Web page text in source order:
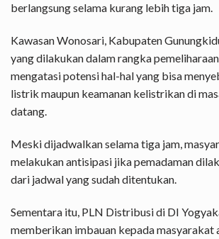
berlangsung selama kurang lebih tiga jam.
Kawasan Wonosari, Kabupaten
yang dilakukan dalam rangka
mengatasi potensi hal-hal yang bisa
listrik maupun keamanan kelistrikan di
datang.
Meski dijadwalkan selama tiga jam,
melakukan antisipasi jika pemadaman
dari jadwal yang sudah ditentukan.
Sementara itu, PLN Distribusi di DI
memberikan imbauan kepada masyarakat